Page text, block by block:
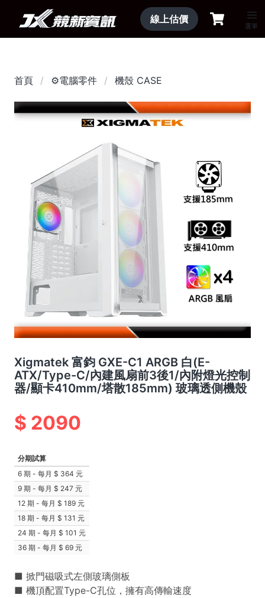
線上估價
選單
首頁 ⚙️電腦零件 機殼 CASE
Xigmatek 富鈞 GXE-C1 ARGB 白(E-
ATX/Type-C/內建風扇前3後1/內附燈光控制
器/顯卡410mm/塔散185mm) 玻璃透側機殼
分期試算
6 期 - 每月
364 元
9 期 - 每月
247 元
12 期 - 每月
189 元
18 期 - 每月
131 元
24 期 - 每月
101 元
36 期 - 每月
69 元
2090
■ 掀門磁吸式左側玻璃側板
■ 機頂配置Type-C孔位，擁有高傳輸速度